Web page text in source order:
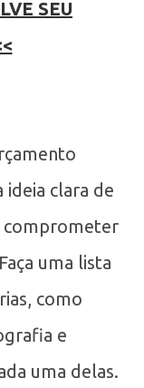
SEU
clara de
comprometer
uma lista
como
e
uma delas.